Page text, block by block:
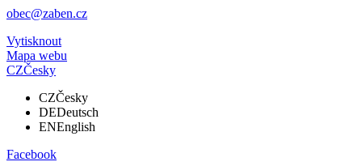
obec@zaben.cz
Vytisknout
Mapa webu
CZČesky
CZČesky
DEDeutsch
ENEnglish
Facebook